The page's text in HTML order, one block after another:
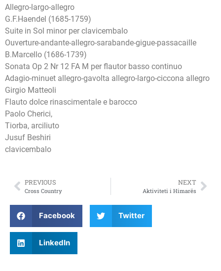
Allegro-largo-allegro
G.F.Haendel (1685-1759)
Suite in Sol minor per clavicembalo
Ouverture-andante-allegro-sarabande-gigue-passacaille
B.Marcello (1686-1739)
Sonata Op 2 Nr 12 FA M per flautor basso continuo
Adagio-minuet allegro-gavolta allegro-largo-ciccona allegro
Girgio Matteoli
Flauto dolce rinascimentale e barocco
Paolo Cherici,
Tiorba, arciliuto
Jusuf Beshiri
clavicembalo
PREVIOUS
Cross Country
NEXT
Aktiviteti i Himarës
Facebook Twitter
LinkedIn